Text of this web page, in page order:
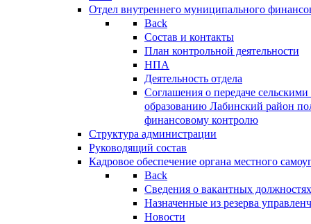
Отдел внутреннего муниципального
Back
Состав и контакты
План контрольной деятельности
НПА
Деятельность отдела
Соглашения о передаче
образованию Лабинский район
финансовому контролю
Структура администрации
Руководящий состав
Кадровое обеспечение органа местного
Back
Сведения о вакантных
Назначенные из резерва
Новости